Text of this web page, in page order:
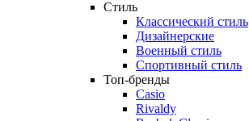
Стиль
Классический стиль
Дизайнерские
Военный стиль
Спортивный стиль
Топ-бренды
Casio
Rivaldy